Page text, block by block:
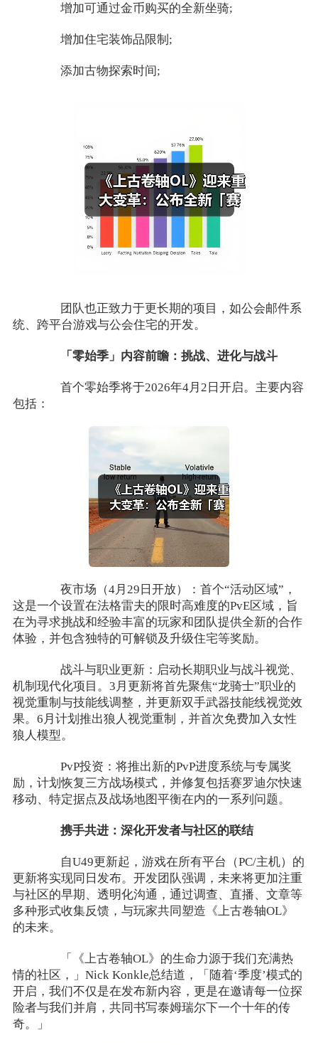
增加可通过金币购买的全新坐骑;
增加住宅装饰品限制;
添加古物探索时间;
团队也正致力于更长期的项目，如公会邮件系
统、跨平台游戏与公会住宅的开发。
「零始季」内容前瞻：挑战、进化与战斗
首个零始季将于2026年4月2日开启。主要内容
包括：
夜市场（4月29日开放）：首个“活动区域”，
这是一个设置在法格雷夫的限时高难度的PvE区域，旨
在为寻求挑战和经验丰富的玩家和团队提供全新的合作
体验，并包含独特的可解锁及升级住宅等奖励。
战斗与职业更新：启动长期职业与战斗视觉、
机制现代化项目。3月更新将首先聚焦“龙骑士”职业的
视觉重制与技能线调整，并更新双手武器技能线视觉效
果。6月计划推出狼人视觉重制，并首次免费加入女性
狼人模型。
PvP投资：将推出新的PvP进度系统与专属奖
励，计划恢复三方战场模式，并修复包括赛罗迪尔快速
移动、特定据点及战场地图平衡在内的一系列问题。
携手共进：深化开发者与社区的联结
自U49更新起，游戏在所有平台（PC/主机）的
更新将实现同日发布。开发团队强调，未来将更加注重
与社区的早期、透明化沟通，通过调查、直播、文章等
多种形式收集反馈，与玩家共同塑造《上古卷轴OL》
的未来。
「《上古卷轴OL》的生命力源于我们充满热
情的社区，」Nick Konkle总结道，「随着‘季度’模式的
开启，我们不仅是在发布新内容，更是在邀请每一位探
险者与我们并肩，共同书写泰姆瑞尔下一个十年的传
奇。」